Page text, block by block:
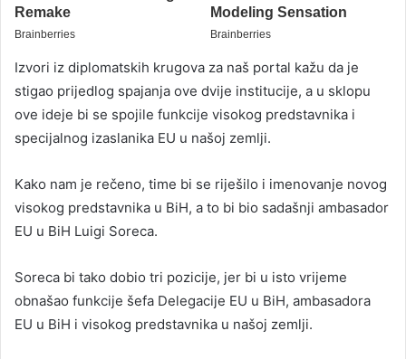
Izvori iz diplomatskih krugova za naš portal kažu da je
stigao prijedlog spajanja ove dvije institucije, a u sklopu
ove ideje bi se spojile funkcije visokog predstavnika i
specijalnog izaslanika EU u našoj zemlji.
Kako nam je rečeno, time bi se riješilo i imenovanje novog
visokog predstavnika u BiH, a to bi bio sadašnji ambasador
EU u BiH Luigi Soreca.
Soreca bi tako dobio tri pozicije, jer bi u isto vrijeme
obnašao funkcije šefa Delegacije EU u BiH, ambasadora
EU u BiH i visokog predstavnika u našoj zemlji.